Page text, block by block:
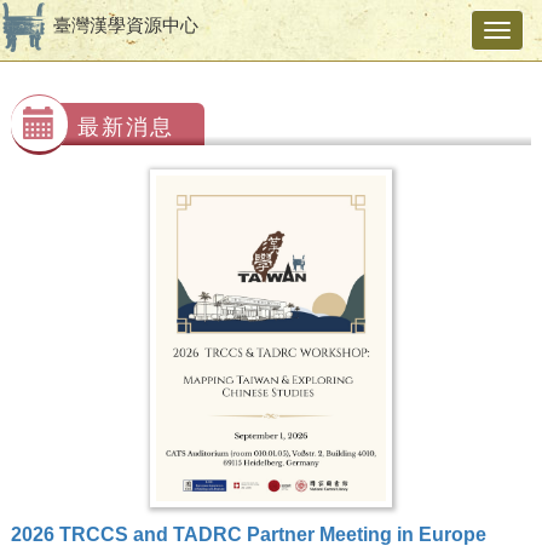
臺灣漢學資源中心
最新消息
2026 TRCCS and TADRC Partner Meeting in Europe